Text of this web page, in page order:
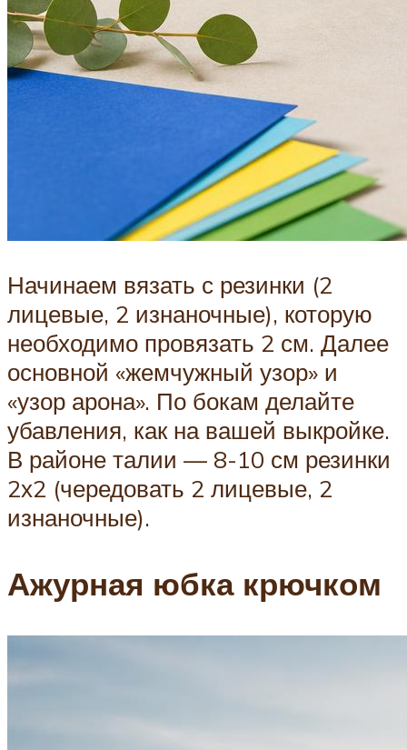
Начинаем вязать с резинки (2
лицевые, 2 изнаночные), которую
необходимо провязать 2 см. Далее
основной «жемчужный узор» и
«узор арона». По бокам делайте
убавления, как на вашей выкройке.
В районе талии — 8-10 см резинки
2х2 (чередовать 2 лицевые, 2
изнаночные).
Ажурная юбка крючком